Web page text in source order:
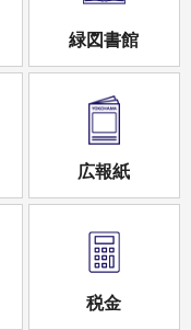
緑図書館
広報紙
税金